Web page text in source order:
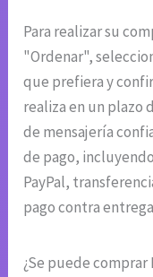
Para realizar su
"Ordenar",
que prefiera y
realiza en un plazo
de mensajería
de pago,
PayPal,
pago contra
¿Se puede comprar